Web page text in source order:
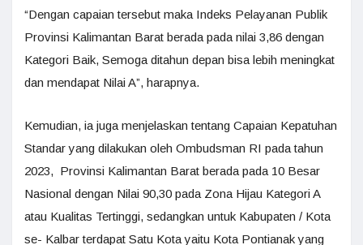
“Dengan capaian tersebut maka Indeks Pelayanan Publik
Provinsi Kalimantan Barat berada pada nilai 3,86 dengan
Kategori Baik, Semoga ditahun depan bisa lebih meningkat
dan mendapat Nilai A”, harapnya.
Kemudian, ia juga menjelaskan tentang Capaian Kepatuhan
Standar yang dilakukan oleh Ombudsman RI pada tahun
2023, Provinsi Kalimantan Barat berada pada 10 Besar
Nasional dengan Nilai 90,30 pada Zona Hijau Kategori A
atau Kualitas Tertinggi, sedangkan untuk Kabupaten / Kota
se- Kalbar terdapat Satu Kota yaitu Kota Pontianak yang